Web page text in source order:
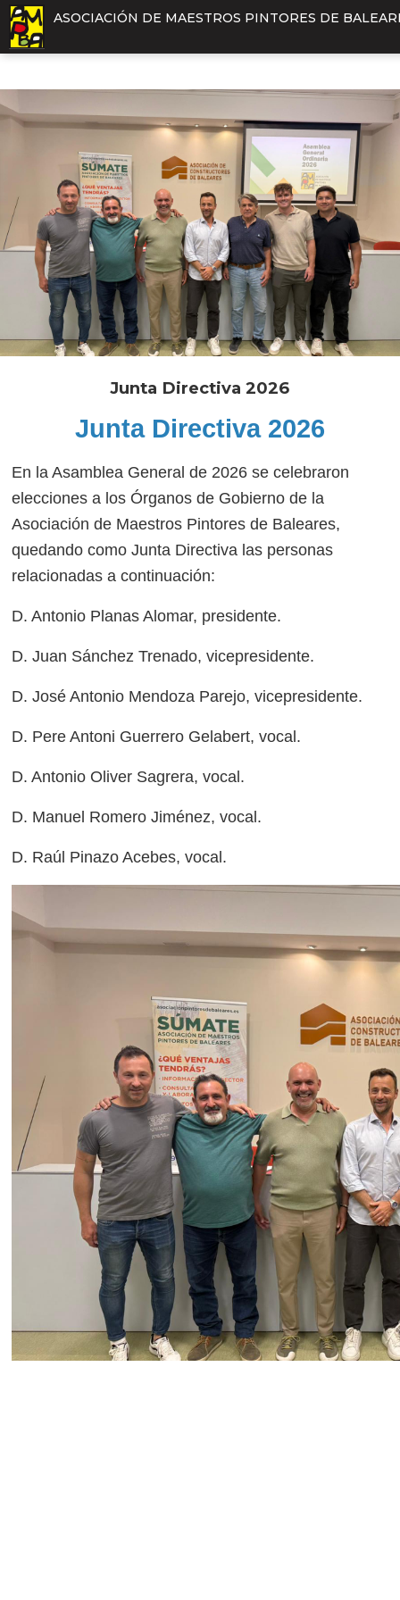
ASOCIACIÓN DE MAESTROS PINTORES DE
Junta Directiva
Junta Directiva 2026
En la Asamblea General de 2026 se celebraron
elecciones a los Órganos de Gobierno de la
Asociación de Maestros Pintores de Baleares,
quedando como Junta Directiva las personas
relacionadas a continuación:
D. Antonio Planas Alomar, presidente.
D. Juan Sánchez Trenado, vicepresidente.
D. José Antonio Mendoza Parejo, vicepresidente.
D. Pere Antoni Guerrero Gelabert, vocal.
D. Antonio Oliver Sagrera, vocal.
D. Manuel Romero Jiménez, vocal.
D. Raúl Pinazo Acebes, vocal.